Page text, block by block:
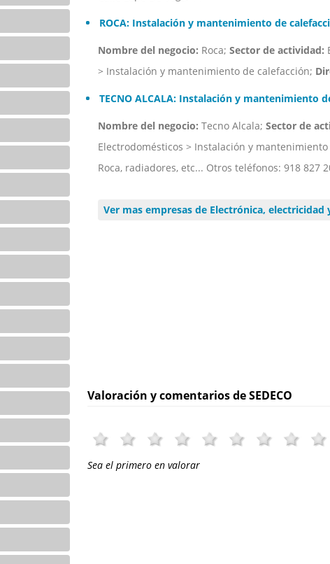
ROCA: Instalación y mantenimiento de
Nombre del negocio: Roca; Sector de actividad:
> Instalación y mantenimiento de calefacción;
TECNO ALCALA: Instalación y mantenimiento
Nombre del negocio: Tecno Alcala; Sector de
Electrodomésticos > Instalación y
Roca, radiadores, etc... Otros teléfonos: 918 827
Ver mas empresas de Electrónica,
Valoración y comentarios de SEDECO
Sea el primero en valorar